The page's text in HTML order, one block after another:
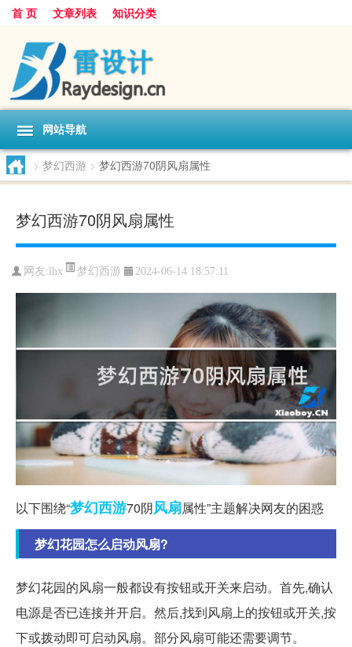
首 页 文章列表 知识分类
网站导航
> 梦幻西游 > 梦幻西游70阴风扇属性
梦幻西游70阴风扇属性
网友: lhx 梦幻西游 2024-06-14 18:57:11
以下围绕“梦幻西游70阴风扇属性”主题解决网友的困惑
梦幻花园怎么启动风扇?
梦幻花园的风扇一般都设有按钮或开关来启动。首先,确认
电源是否已连接并开启。然后,找到风扇上的按钮或开关,按
下或拨动即可启动风扇。部分风扇可能还需要调节。